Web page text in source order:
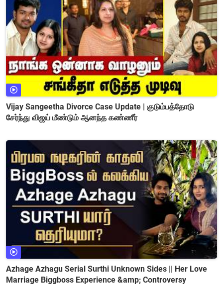
Vijay Sangeetha Divorce Case Update | குடும்பத்தோடு
சேர்ந்து விஜய் மீண்டும் ஆனந்த கண்ணீர்
Azhage Azhagu Serial Surthi Unknown Sides || Her Love
Marriage Biggboss Experience &amp; Controversy